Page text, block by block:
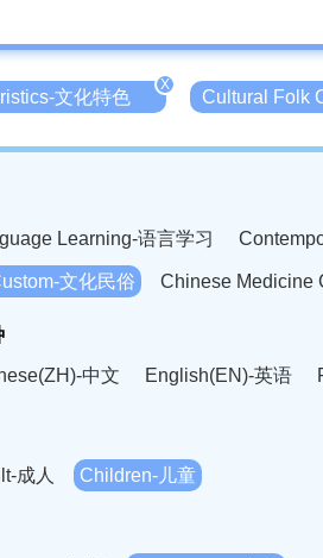
文化特色
X
Cultural Folk
Learning-语言学习
文化民俗 Chinese Medicine
中文 English(EN)-英语
马来语
瓦西里语
Kampuchea(KH)-柬埔寨语
成人 Children-儿童